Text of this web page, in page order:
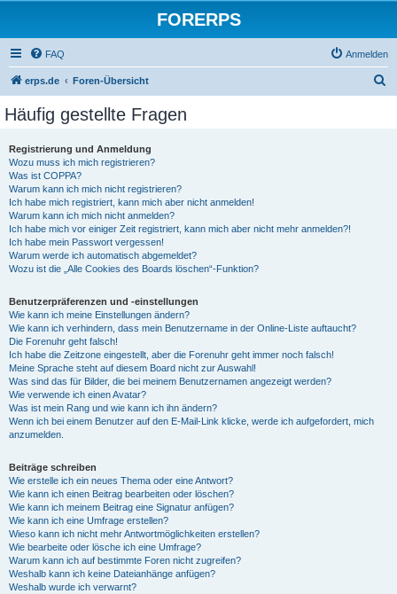
FORERPS
FAQ Anmelden
erps.de Foren-Übersicht
Häufig gestellte Fragen
Registrierung und Anmeldung
Wozu muss ich mich registrieren?
Was ist COPPA?
Warum kann ich mich nicht registrieren?
Ich habe mich registriert, kann mich aber nicht anmelden!
Warum kann ich mich nicht anmelden?
Ich habe mich vor einiger Zeit registriert, kann mich aber nicht mehr anmelden?!
Ich habe mein Passwort vergessen!
Warum werde ich automatisch abgemeldet?
Wozu ist die „Alle Cookies des Boards löschen“-Funktion?
Benutzerpräferenzen und -einstellungen
Wie kann ich meine Einstellungen ändern?
Wie kann ich verhindern, dass mein Benutzername in der Online-Liste auftaucht?
Die Forenuhr geht falsch!
Ich habe die Zeitzone eingestellt, aber die Forenuhr geht immer noch falsch!
Meine Sprache steht auf diesem Board nicht zur Auswahl!
Was sind das für Bilder, die bei meinem Benutzernamen angezeigt werden?
Wie verwende ich einen Avatar?
Was ist mein Rang und wie kann ich ihn ändern?
Wenn ich bei einem Benutzer auf den E-Mail-Link klicke, werde ich aufgefordert, mich
anzumelden.
Beiträge schreiben
Wie erstelle ich ein neues Thema oder eine Antwort?
Wie kann ich einen Beitrag bearbeiten oder löschen?
Wie kann ich meinem Beitrag eine Signatur anfügen?
Wie kann ich eine Umfrage erstellen?
Wieso kann ich nicht mehr Antwortmöglichkeiten erstellen?
Wie bearbeite oder lösche ich eine Umfrage?
Warum kann ich auf bestimmte Foren nicht zugreifen?
Weshalb kann ich keine Dateianhänge anfügen?
Weshalb wurde ich verwarnt?